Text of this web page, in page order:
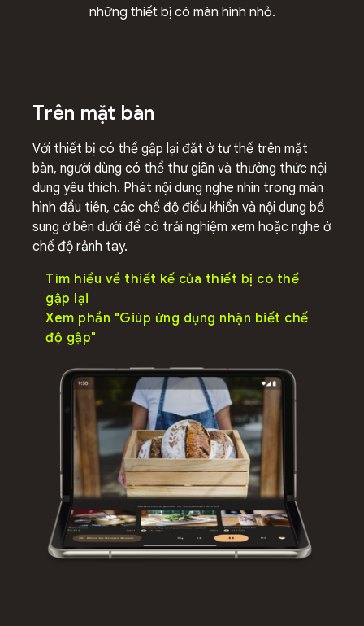
những thiết bị có màn hình nhỏ.
Trên mặt bàn
Với thiết bị có thể gập lại đặt ở tư thế trên mặt
bàn, người dùng có thể thư giãn và thưởng thức nội
dung yêu thích. Phát nội dung nghe nhìn trong màn
hình đầu tiên, các chế độ điều khiển và nội dung bổ
sung ở bên dưới để có trải nghiệm xem hoặc nghe ở
chế độ rảnh tay.
Tìm hiểu về thiết kế của thiết bị có thể
gập lại
Xem phần "Giúp ứng dụng nhận biết chế
độ gập"